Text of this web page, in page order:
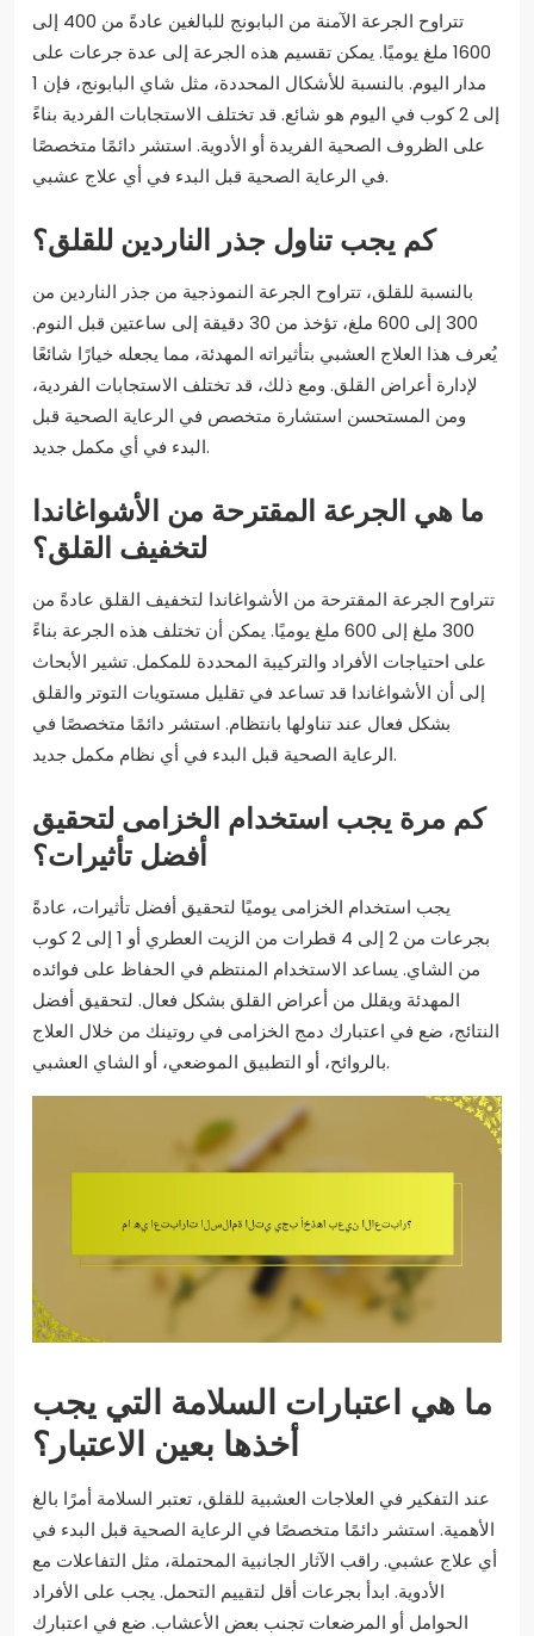
تتراوح الجرعة الآمنة من البابونج للبالغين عادةً من 400 إلى
1600 ملغ يوميًا. يمكن تقسيم هذه الجرعة إلى عدة جرعات على
مدار اليوم. بالنسبة للأشكال المحددة، مثل شاي البابونج، فإن 1
إلى 2 كوب في اليوم هو شائع. قد تختلف الاستجابات الفردية بناءً
على الظروف الصحية الفريدة أو الأدوية. استشر دائمًا متخصصًا
في الرعاية الصحية قبل البدء في أي علاج عشبي.
كم يجب تناول جذر الناردين للقلق؟
بالنسبة للقلق، تتراوح الجرعة النموذجية من جذر الناردين من
300 إلى 600 ملغ، تؤخذ من 30 دقيقة إلى ساعتين قبل النوم.
يُعرف هذا العلاج العشبي بتأثيراته المهدئة، مما يجعله خيارًا شائعًا
لإدارة أعراض القلق. ومع ذلك، قد تختلف الاستجابات الفردية،
ومن المستحسن استشارة متخصص في الرعاية الصحية قبل
البدء في أي مكمل جديد.
ما هي الجرعة المقترحة من الأشواغاندا
لتخفيف القلق؟
تتراوح الجرعة المقترحة من الأشواغاندا لتخفيف القلق عادةً من
300 ملغ إلى 600 ملغ يوميًا. يمكن أن تختلف هذه الجرعة بناءً
على احتياجات الأفراد والتركيبة المحددة للمكمل. تشير الأبحاث
إلى أن الأشواغاندا قد تساعد في تقليل مستويات التوتر والقلق
بشكل فعال عند تناولها بانتظام. استشر دائمًا متخصصًا في
الرعاية الصحية قبل البدء في أي نظام مكمل جديد.
كم مرة يجب استخدام الخزامى لتحقيق
أفضل تأثيرات؟
يجب استخدام الخزامى يوميًا لتحقيق أفضل تأثيرات، عادةً
بجرعات من 2 إلى 4 قطرات من الزيت العطري أو 1 إلى 2 كوب
من الشاي. يساعد الاستخدام المنتظم في الحفاظ على فوائده
المهدئة ويقلل من أعراض القلق بشكل فعال. لتحقيق أفضل
النتائج، ضع في اعتبارك دمج الخزامى في روتينك من خلال العلاج
بالروائح، أو التطبيق الموضعي، أو الشاي العشبي.
ما هي اعتبارات السلامة التي يجب
أخذها بعين الاعتبار؟
عند التفكير في العلاجات العشبية للقلق، تعتبر السلامة أمرًا بالغ
الأهمية. استشر دائمًا متخصصًا في الرعاية الصحية قبل البدء في
أي علاج عشبي. راقب الآثار الجانبية المحتملة، مثل التفاعلات مع
الأدوية. ابدأ بجرعات أقل لتقييم التحمل. يجب على الأفراد
الحوامل أو المرضعات تجنب بعض الأعشاب. ضع في اعتبارك